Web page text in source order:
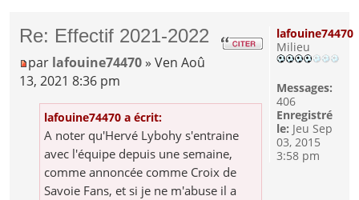
Re: Effectif 2021-2022
par lafouine74470 » Ven Aoû
13, 2021 8:36 pm
lafouine74470 a écrit:
A noter qu'Hervé Lybohy s'entraine
avec l'équipe depuis une semaine,
comme annoncée comme Croix de
Savoie Fans, et si je ne m'abuse il a
lafouine74470
Milieu
Messages:
406
Enregistré
le: Jeu Sep
03, 2015
3:58 pm